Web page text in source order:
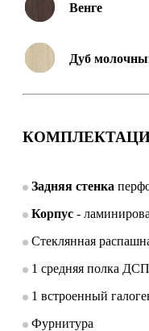
Венге
Дуб
Задняя стенка
Корпус -
Стеклянная
1 средняя полка ДСП
1 встроенный
Фурнитура